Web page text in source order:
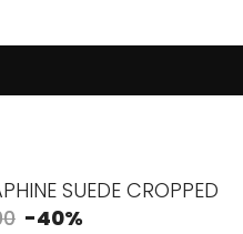
SUEDE CROPPED
-40%